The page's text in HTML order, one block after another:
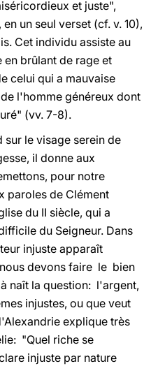
et juste",
un seul verset (cf. v. 10),
Cet individu assiste au
en brûlant de rage et
celui qui a mauvaise
l'homme généreux dont
(vv. 7-8).
le visage serein de
il donne aux
pour notre
paroles de Clément
du II siècle, qui a
du Seigneur. Dans
injuste apparaît
devons faire le bien
naît la question: l'argent,
injustes, ou que veut
explique très
"Quel riche se
injuste par nature